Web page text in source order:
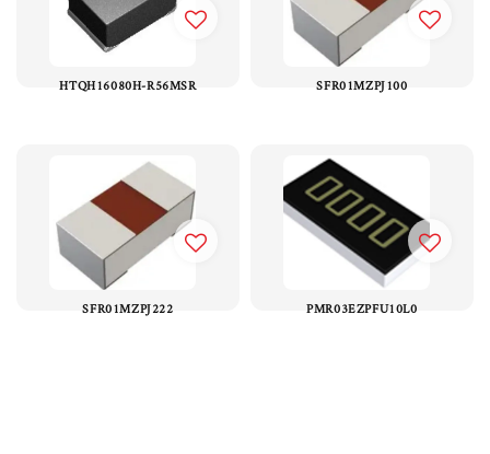
HTQH16080H-R56MSR SFR01MZPJ100
SFR01MZPJ222 PMR03EZPFU10L0